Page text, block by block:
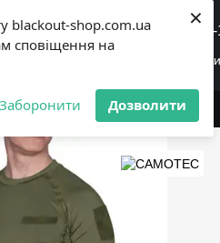
blackout-shop.com.ua
сповіщення на
Заборонити Дозволити
×
(068) 119-18-19,+38 (095)